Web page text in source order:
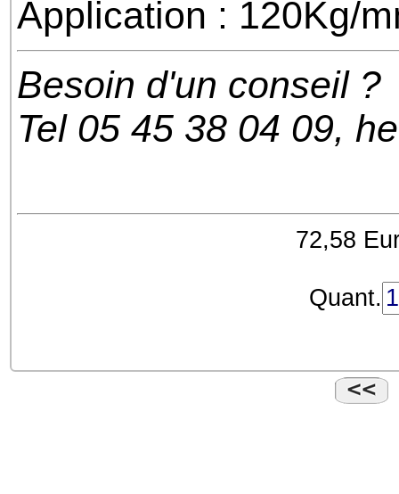
Application : 120Kg/
Besoin d'un conseil ?
Tel 05 45 38 04 09,
72,58
Quant.